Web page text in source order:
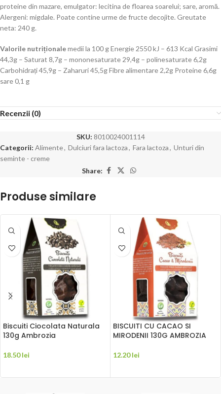
proteine din mazare, emulgator: lecitina de floarea soarelui; sare, aromă.
Alergeni: migdale. Poate contine urme de fructe decojite. Greutate
neta: 240 g.
Valorile nutriționalemedii la 100 g Energie 2550 kJ – 613 Kcal Grasimi
44,3g – Saturat 8,7g – mononesaturate 29,4g – polinesaturate 6,2g
Carbohidrați 45,9g – Zaharuri 45,5g Fibre alimentare 2,2g Proteine 6,6g
sare 0,1 g
Recenzii (0)
SKU: 8010024001114
Categorii: Alimente, Dulciuri fara lactoza, Fara lactoza, Unturi din
seminte - creme
Share:
Produse similare
Biscuiti Ciocolata Naturala
130g Ambrozia
18.50lei
BISCUITI CU CACAO SI
MIRODENII 130G AMBROZIA
12.20lei